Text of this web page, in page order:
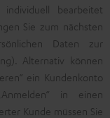
individuell bearbeitet
Sie zum nächsten
Daten zur
Alternativ können
ein Kundenkonto
in einen
Kunde müssen Sie